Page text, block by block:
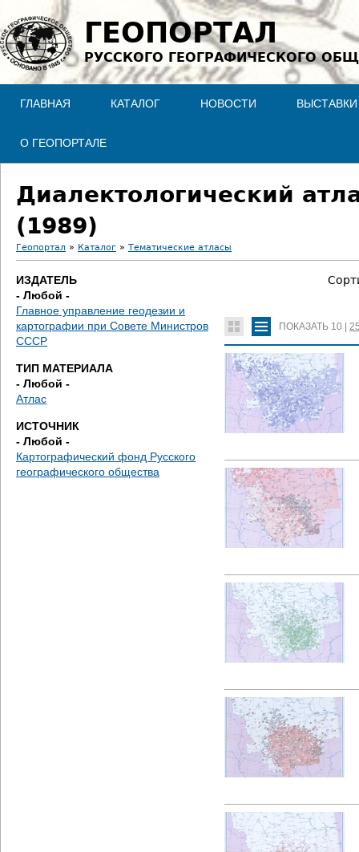
Jump to navigation
ГЕОПОРТАЛ
РУССКОГО ГЕОГРАФИЧЕСКОГО
ГЛАВНАЯ КАТАЛОГ НОВОСТИ ВЫСТАВКИ
О ГЕОПОРТАЛЕ
Диалектологический
(1989)
В
ы
з
д
е
с
ь
Геопортал » Каталог » Тематические атласы
ИЗДАТЕЛЬ
- Любой -
Главное управление геодезии и
картографии при Совете Министров
СССР
ТИП МАТЕРИАЛА
- Любой -
Атлас
ИСТОЧНИК
- Любой -
Картографический фонд Русского
географического общества
ПОКАЗАТЬ 10